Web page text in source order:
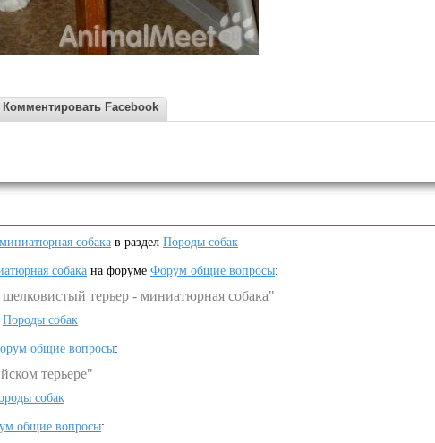
Комментировать Facebook
собака в раздел Породы собак
собака на форуме Форум общие вопросы:
терьер - миниатюрная собака"
Породы собак
общие вопросы:
терьере"
собак
общие вопросы: